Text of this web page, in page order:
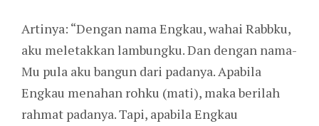
Artinya: “Dengan nama Engkau, wahai Rabbku,
aku meletakkan lambungku. Dan dengan nama-
Mu pula aku bangun dari padanya. Apabila
Engkau menahan rohku (mati), maka berilah
rahmat padanya. Tapi, apabila Engkau